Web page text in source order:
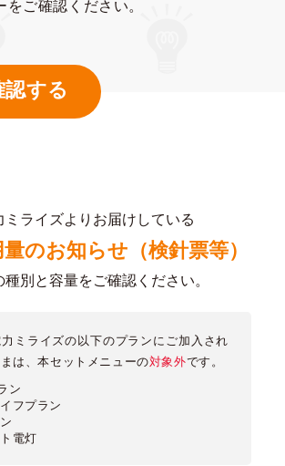
ご確認ください。
する
ミライズよりお届けしている
のお知らせ（検針票等）
別と容量をご確認ください。
ミライズの以下のプランにご加入され
は、本セットメニューの対象外です。
ン
フプラン
電灯